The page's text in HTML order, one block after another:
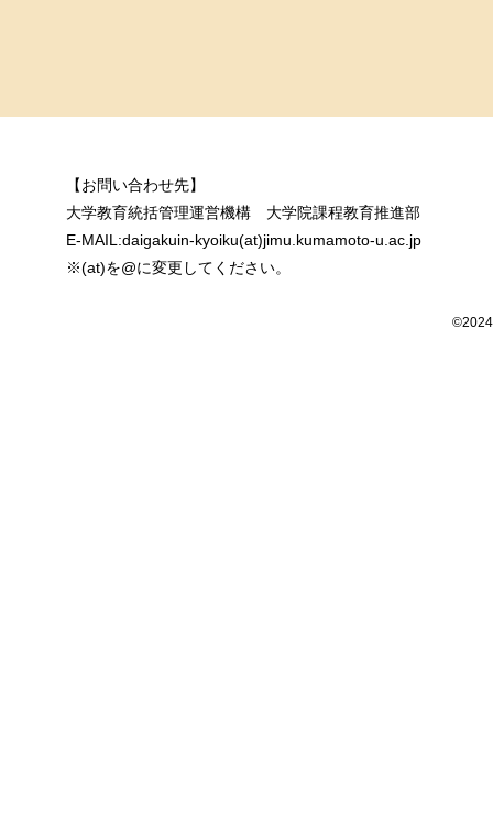
【お問い合わせ先】
大学教育統括管理運営機構 大学院課程教育推進部
E-MAIL:daigakuin-kyoiku(at)jimu.kumamoto-u.ac.jp
※(at)を@に変更してください。
©2024